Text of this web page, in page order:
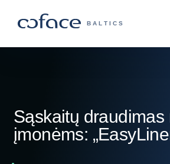
„COFACE“ FOR
BALTICS
Grįžti į pradžią
Sąskaitų draudimas
įmonėms: